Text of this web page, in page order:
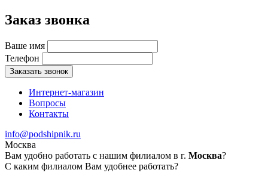
Заказ звонка
Ваше имя
Телефон
Заказать звонок
Интернет-магазин
Вопросы
Контакты
info@podshipnik.ru
Москва
Вам удобно работать с нашим филиалом в г. Москва?
С каким филиалом Вам удобнее работать?